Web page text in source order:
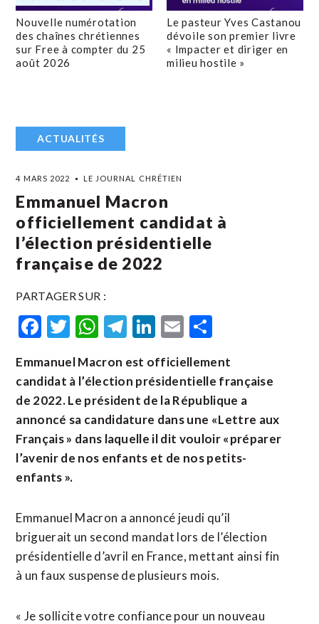
Nouvelle numérotation
des chaînes chrétiennes
sur Free à compter du 25
août 2026
Le pasteur Yves Castanou
dévoile son premier livre
« Impacter et diriger en
milieu hostile »
ACTUALITÉS
4 MARS 2022 LE JOURNAL CHRÉTIEN
Emmanuel Macron
officiellement candidat à
l’élection présidentielle
française de 2022
PARTAGER SUR :
Facebook
Twitter
WhatsApp
Telegram
LinkedIn
Email
Emmanuel Macron est officiellement
candidat à l’élection présidentielle française
de 2022. Le président de la République a
annoncé sa candidature dans une « Lettre aux
Français » dans laquelle il dit vouloir « préparer
l’avenir de nos enfants et de nos petits-
enfants ».
Emmanuel Macron a annoncé jeudi qu’il
briguerait un second mandat lors de l’élection
présidentielle d’avril en France, mettant ainsi fin
à un faux suspense de plusieurs mois.
« Je sollicite votre confiance pour un nouveau